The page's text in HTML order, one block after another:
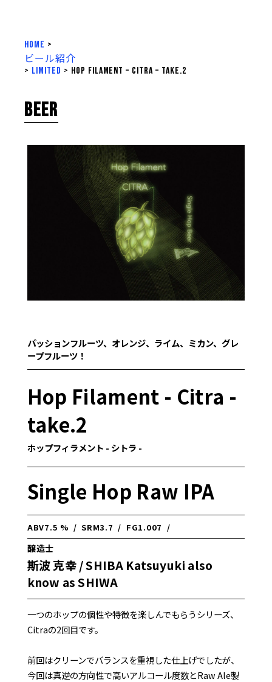
HOME >
ビール紹介
> LIMITED > Hop Filament – Citra – take.2
BEER
パッションフルーツ、オレンジ、ライム、ミカン、グレ
ープフルーツ！
Hop Filament - Citra -
take.2
ホップフィラメント - シトラ -
Single Hop Raw IPA
ABV7.5 % / SRM3.7 / FG1.007 /
醸造士
斯波 克幸 / SHIBA Katsuyuki also
know as SHIWA
一つのホップの個性や特徴を楽しんでもらうシリーズ、
Citraの2回目です。
前回はクリーンでバランスを重視した仕上げでしたが、
今回は真逆の方向性で高いアルコール度数とRaw Ale製